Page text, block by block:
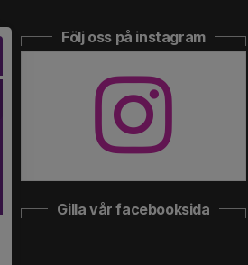
Följ oss på instagram
Gilla vår facebooksida